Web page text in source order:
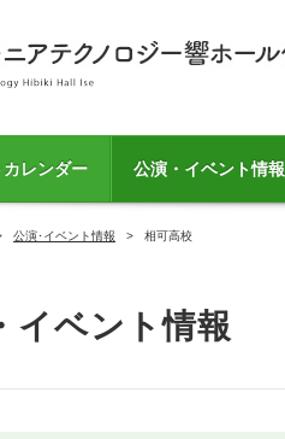
レンダー 公演・イベント情報
公演･イベント情報 相可高校
イベント情報